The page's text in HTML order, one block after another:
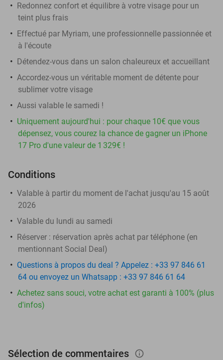
Redonnez confort et équilibre à votre visage pour un
teint plus frais
Effectué par Myriam, une professionnelle passionnée et
à l'écoute
Détendez-vous dans un salon chaleureux et accueillant
Accordez-vous un véritable moment de détente pour
sublimer votre visage
Aussi valable le samedi !
Uniquement aujourd'hui : pour chaque 10€ que vous
dépensez, vous courez la chance de gagner un iPhone
17 Pro d'une valeur de 1 329€ !
Conditions
Valable à partir du moment de l'achat jusqu'au 15 août
2026
Valable du lundi au samedi
Réserver : réservation après achat par téléphone (en
mentionnant Social Deal)
Questions à propos du deal ? Appelez : +33 97 846 61
64 ou envoyez un Whatsapp : +33 97 846 61 64
Achetez sans souci, votre achat est garanti à 100% (plus
d'infos)
Sélection de commentaires info_outlined